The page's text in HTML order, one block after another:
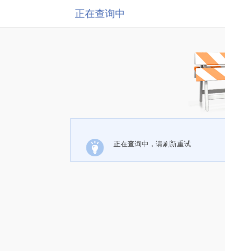
正在查询中
正在查询中，请刷新重试